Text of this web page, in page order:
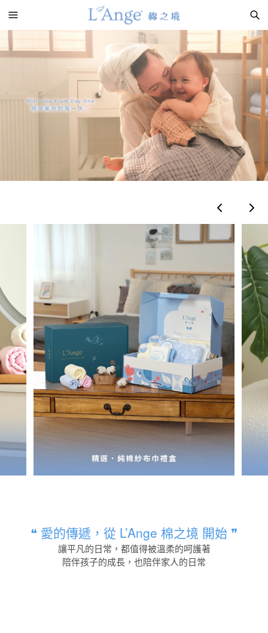
❝ 愛的傳遞，從 L’Ange 棉之境 開始 ❞
讓平凡的日常，都值得被溫柔的呵護著
陪伴孩子的成長，也陪伴家人的日常